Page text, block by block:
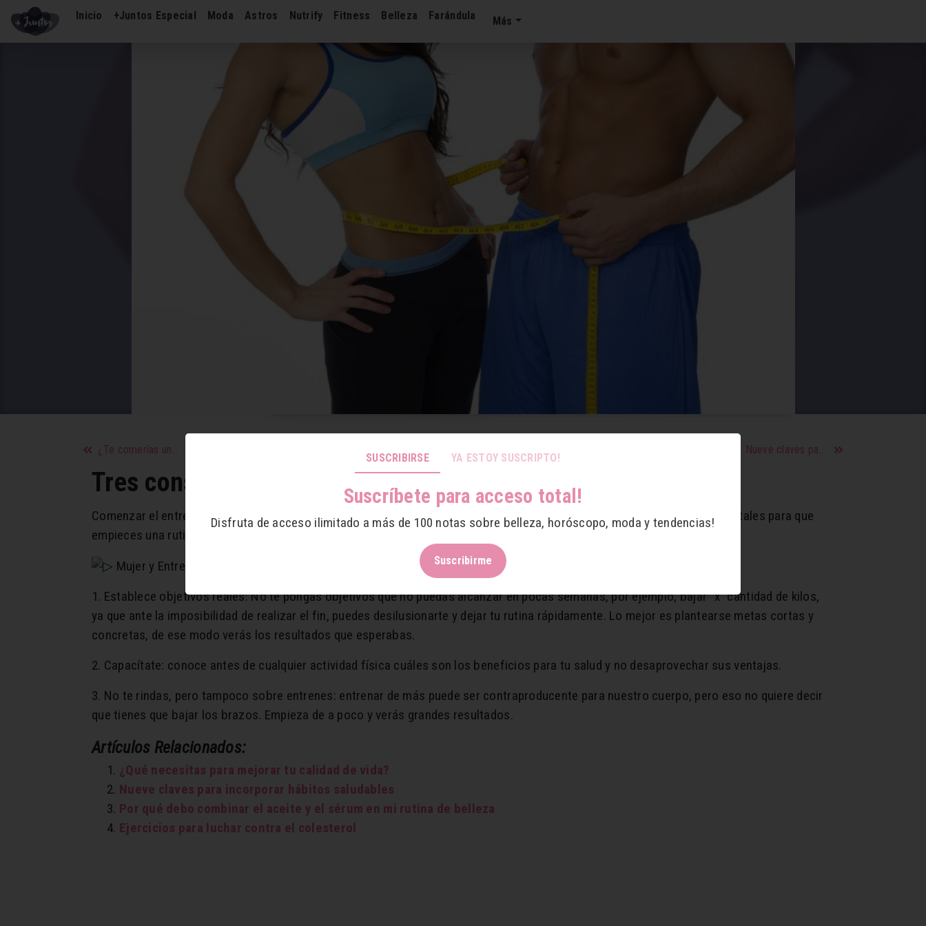
Inicio +Juntos Especial Moda Astros Nutrify Fitness Belleza Farándula Más
¿Te comerías un ajo diario en ayunas? descubre sus beneficios Nueve claves para incorporar hábitos saludables
Tres consejos para motivarse a entrenar
Comenzar el entrenamiento requiere de mucha disciplina y motivación, es por eso que aquí te daremos tres tips fundamentales para que
empieces una rutina diaria sin dejarla.
1. Establece objetivos reales: No te pongas objetivos que no puedas alcanzar en pocas semanas, por ejemplo, bajar “x” cantidad de kilos,
ya que ante la imposibilidad de realizar el fin, puedes desilusionarte y dejar tu rutina rápidamente. Lo mejor es plantearse metas cortas y
concretas, de ese modo verás los resultados que esperabas.
2. Capacítate: conoce antes de cualquier actividad física cuáles son los beneficios para tu salud y no desaprovechar sus ventajas.
3. No te rindas, pero tampoco sobre entrenes: entrenar de más puede ser contraproducente para nuestro cuerpo, pero eso no quiere decir
que tienes que bajar los brazos. Empieza de a poco y verás grandes resultados.
Artículos Relacionados:
¿Qué necesitas para mejorar tu calidad de vida?
Nueve claves para incorporar hábitos saludables
Por qué debo combinar el aceite y el sérum en mi rutina de belleza
Ejercicios para luchar contra el colesterol
SUSCRIBIRSE YA ESTOY SUSCRIPTO!
Suscríbete para acceso total!
Disfruta de acceso ilimitado a más de 100 notas sobre belleza, horóscopo, moda y tendencias!
Suscribirme